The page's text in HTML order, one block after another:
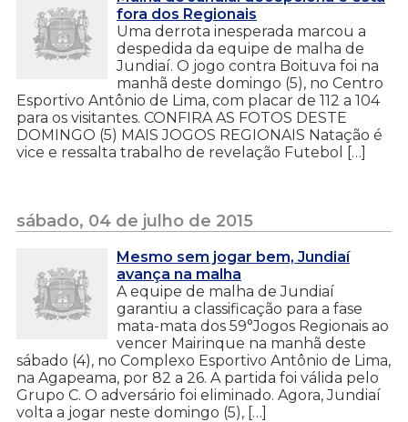
fora dos Regionais
Uma derrota inesperada marcou a
despedida da equipe de malha de
Jundiaí. O jogo contra Boituva foi na
manhã deste domingo (5), no Centro
Esportivo Antônio de Lima, com placar de 112 a 104
para os visitantes. CONFIRA AS FOTOS DESTE
DOMINGO (5) MAIS JOGOS REGIONAIS Natação é
vice e ressalta trabalho de revelação Futebol […]
sábado, 04 de julho de 2015
Mesmo sem jogar bem, Jundiaí
avança na malha
A equipe de malha de Jundiaí
garantiu a classificação para a fase
mata-mata dos 59°Jogos Regionais ao
vencer Mairinque na manhã deste
sábado (4), no Complexo Esportivo Antônio de Lima,
na Agapeama, por 82 a 26. A partida foi válida pelo
Grupo C. O adversário foi eliminado. Agora, Jundiaí
volta a jogar neste domingo (5), […]